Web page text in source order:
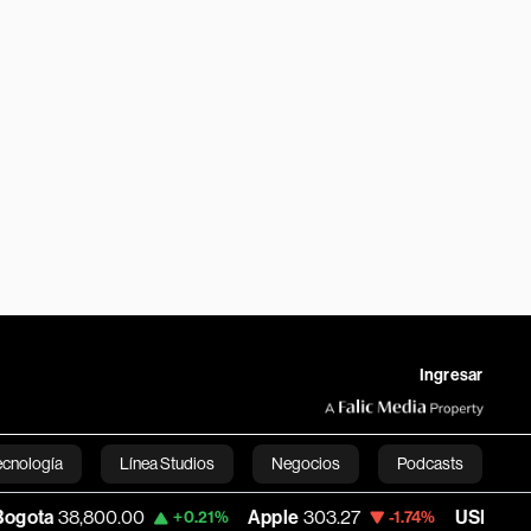
Ingresar
Línea Studios Negocios Podcasts
English+0.21% Apple 303.27 -1.74% USD COP 3,232.96